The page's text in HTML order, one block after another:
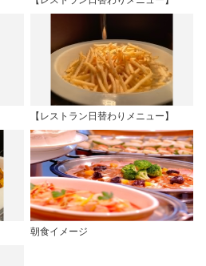
【レストラン日替わりメニュー】
朝食イメージ